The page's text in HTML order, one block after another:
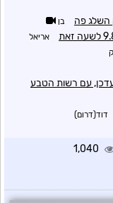
השלג פה בן
אריאל
עם רשות הטבע
דוד(דרום)
1,040